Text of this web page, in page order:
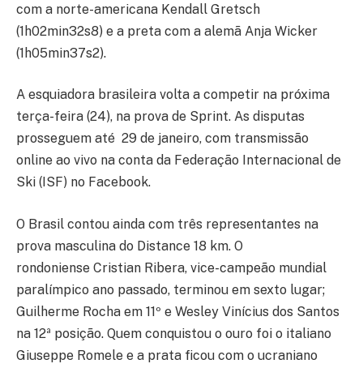
com a norte-americana Kendall Gretsch
(1h02min32s8) e a preta com a alemã Anja Wicker
(1h05min37s2).
A esquiadora brasileira volta a competir na próxima
terça-feira (24), na prova de Sprint. As disputas
prosseguem até 29 de janeiro, com transmissão
online ao vivo na conta da Federação Internacional de
Ski (ISF) no Facebook.
O Brasil contou ainda com três representantes na
prova masculina do Distance 18 km. O
rondoniense Cristian Ribera, vice-campeão mundial
paralímpico ano passado, terminou em sexto lugar;
Guilherme Rocha em 11º e Wesley Vinícius dos Santos
na 12ª posição. Quem conquistou o ouro foi o italiano
Giuseppe Romele e a prata ficou com o ucraniano